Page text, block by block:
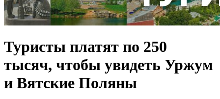
Туристы платят по 250
тысяч, чтобы увидеть Уржум
и Вятские Поляны